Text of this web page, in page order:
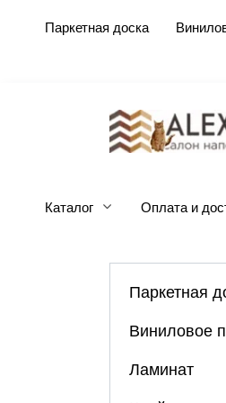
Паркетная доска
Каталог Оплата и
Паркетная
Виниловое
Ламинат